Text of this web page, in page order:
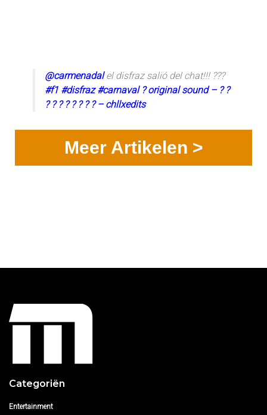
@carmenadalel disfraz salió del chat!!! ???
#f1 #disfraz #carnaval ? original sound – ? ?
? ? ? ? ? ? ? ? – chllxedits
Meer Artikelen >
Categoriën
Entertainment